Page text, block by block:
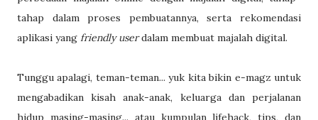
tahap dalam proses pembuatannya, serta rekomendasi
aplikasi yang friendly userdalam membuat majalah digital.
Tunggu apalagi, teman-teman... yuk kita bikin e-magz untuk
mengabadikan kisah anak-anak, keluarga dan perjalanan
hidup masing-masing... atau kumpulan lifehack, tips, dan